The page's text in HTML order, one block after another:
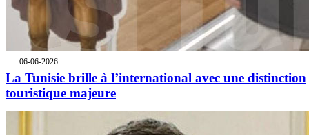
06-06-2026
La Tunisie brille à l’international avec une distinction
touristique majeure